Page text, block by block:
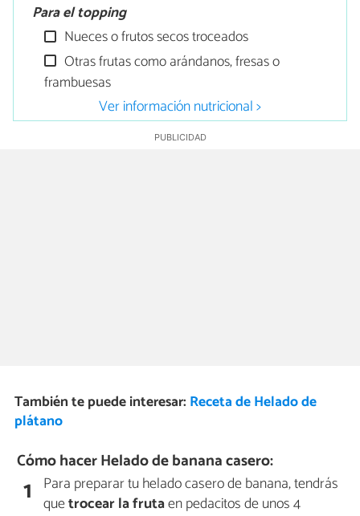
Para el topping
Nueces o frutos secos troceados
Otras frutas como arándanos, fresas o
frambuesas
Ver información nutricional >
También te puede interesar: Receta de Helado de
plátano
Cómo hacer Helado de banana casero:
1 Para preparar tu helado casero de banana, tendrás
quetrocear la frutaen pedacitos de unos 4